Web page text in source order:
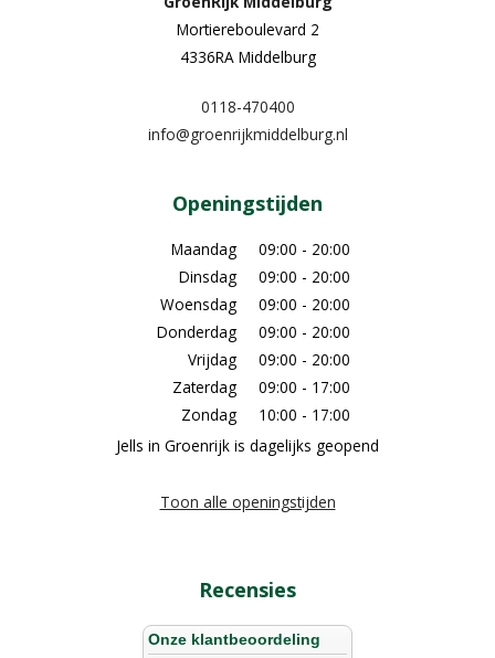
Mortiereboulevard 2
4336RA Middelburg
0118-470400
info@groenrijkmiddelburg.nl
Openingstijden
Maandag
09:00 - 20:00
Dinsdag
09:00 - 20:00
Woensdag
09:00 - 20:00
Donderdag
09:00 - 20:00
Vrijdag
09:00 - 20:00
Zaterdag
09:00 - 17:00
Zondag
10:00 - 17:00
Jells in Groenrijk is dagelijks geopend
Toon alle openingstijden
Recensies